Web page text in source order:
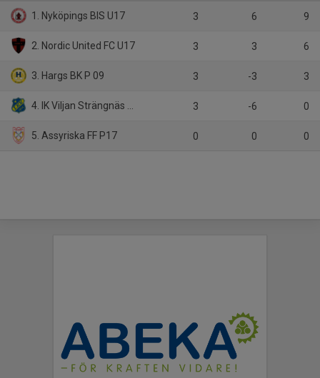
1. Nyköpings BIS U17 3 6 9
2. Nordic United FC U17 3 3 6
3. Hargs BK P 09 3 -3 3
4. IK Viljan Strängnäs P17 3 -6 0
5. Assyriska FF P17 0 0 0